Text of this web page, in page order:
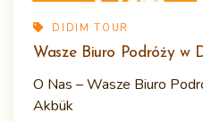
DIDIM TOUR
Wasze Biuro Podróży w
O Nas – Wasze Biuro
Akbük